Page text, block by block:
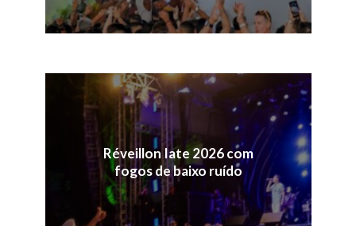
Réveillon Iate 2026 com
fogos de baixo ruído